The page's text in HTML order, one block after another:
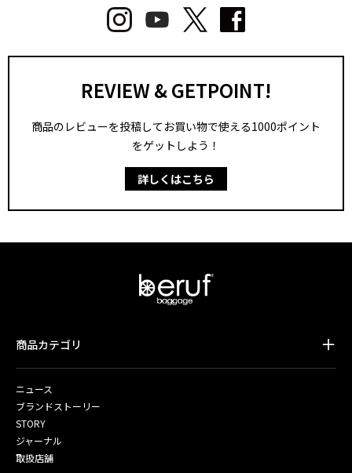
REVIEW & GETPOINT!
商品のレビューを投稿してお買い物で使える1000ポイント
をゲットしよう！
詳しくはこちら
商品カテゴリ
ニュース
ブランドストーリー
STORY
ジャーナル
取扱店舗